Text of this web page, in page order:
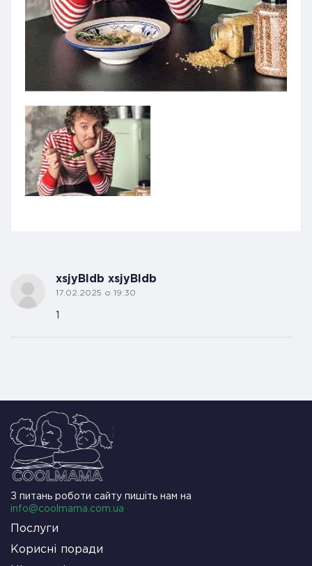
xsjyBldb xsjyBldb
17.02.2025 о 19:30
З питань роботи сайту пишіть нам на
info@coolmama.com.ua
Послуги
Корисні поради